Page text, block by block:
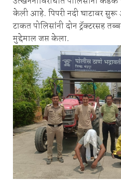
केली आहे. पिपरी नदी घाटावर सुरू
टाकत पोलिसांनी दोन ट्रॅक्टरसह
मुद्देमाल जप्त केला.